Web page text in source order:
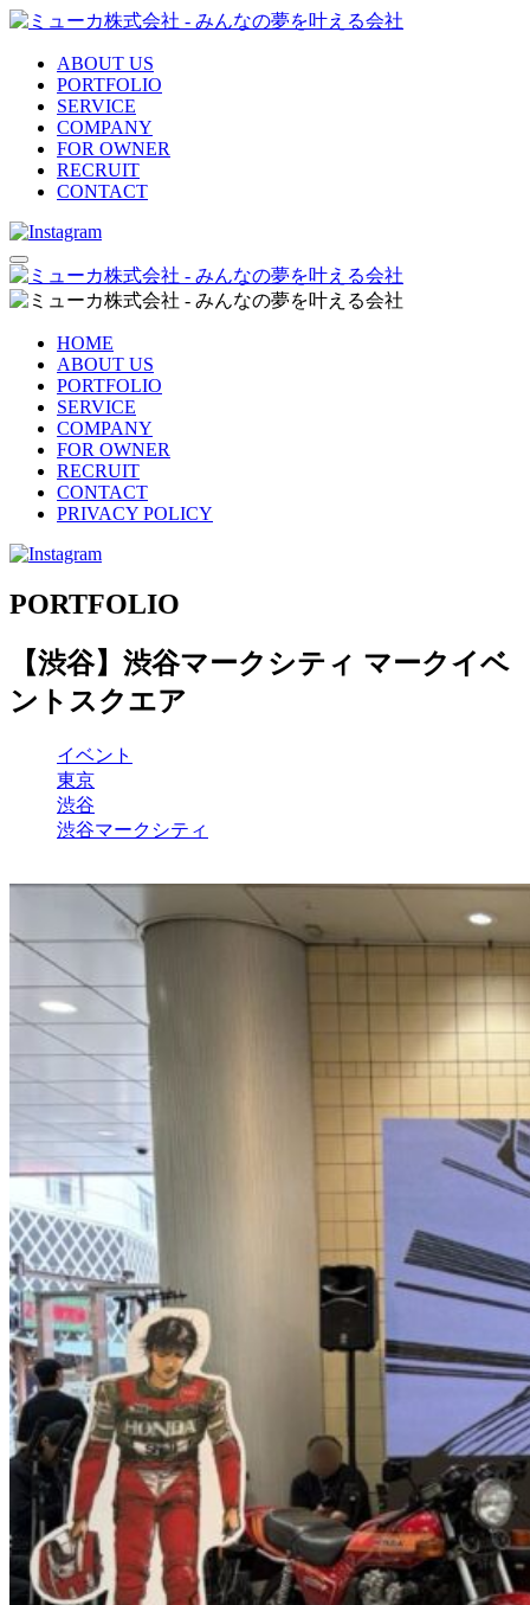
ABOUT US
PORTFOLIO
SERVICE
COMPANY
FOR OWNER
RECRUIT
CONTACT
HOME
ABOUT US
PORTFOLIO
SERVICE
COMPANY
FOR OWNER
RECRUIT
CONTACT
PRIVACY POLICY
PORTFOLIO
【渋谷】渋谷マークシティ マークイベ
ントスクエア
イベント
東京
渋谷
渋谷マークシティ